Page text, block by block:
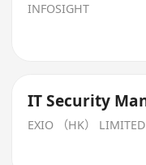
INFOSIGHT
IT Security
EXIO （HK） LIMITED